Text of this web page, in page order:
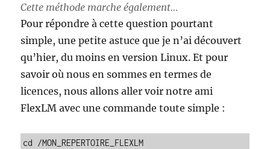
Cette méthode marche également…
Pour répondre à cette question pourtant
simple, une petite astuce que je n’ai découvert
qu’hier, du moins en version Linux. Et pour
savoir où nous en sommes en termes de
licences, nous allons aller voir notre ami
FlexLM avec une commande toute simple :
cd /MON_REPERTOIRE_FLEXLM